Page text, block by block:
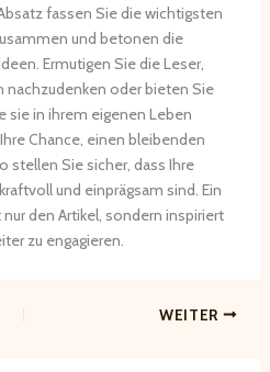
fassen Sie die wichtigsten
und betonen die
Ermutigen Sie die Leser,
nachzudenken oder bieten Sie
sie in ihrem eigenen Leben
Chance, einen bleibenden
stellen Sie sicher, dass Ihre
und einprägsam sind. Ein
den Artikel, sondern inspiriert
zu engagieren.
WEITER